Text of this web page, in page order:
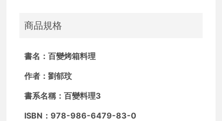
商品規格
書名：百變烤箱料理
作者：劉郁玟
書系名稱：百變料理3
ISBN：978-986-6479-83-0